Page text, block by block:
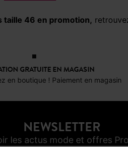
taille 46 en promotion,
GRATUITE EN MAGASIN
en boutique ! Paiement en magasin
NEWSLETTER
les actus mode et offres